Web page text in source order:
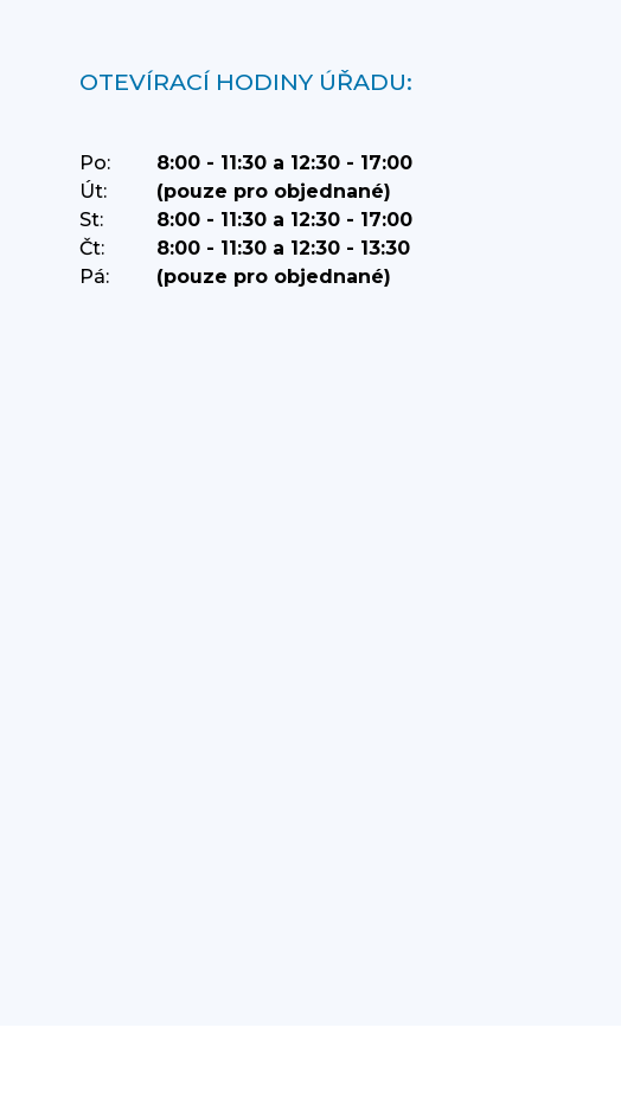
OTEVÍRACÍ HODINY ÚŘADU:
Po:
8:00 - 11:30 a 12:30 - 17:00
Út:
(pouze pro objednané)
St:
8:00 - 11:30 a 12:30 - 17:00
Čt:
8:00 - 11:30 a 12:30 - 13:30
Pá:
(pouze pro objednané)